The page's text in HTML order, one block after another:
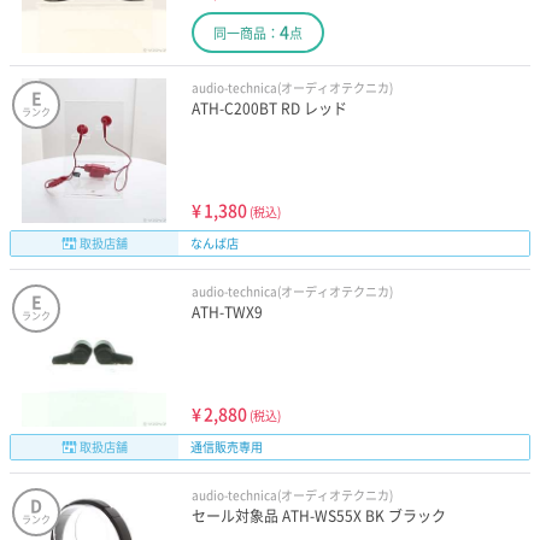
同一商品： 4点
E
ランク
audio-technica(オーディオテクニカ)
ATH-C200BT RD レッド
¥1,380 (税込)
取扱店舗
なんば店
E
ランク
audio-technica(オーディオテクニカ)
ATH-TWX9
¥2,880 (税込)
取扱店舗
通信販売専用
D
ランク
audio-technica(オーディオテクニカ)
セール対象品 ATH-WS55X BK ブラック